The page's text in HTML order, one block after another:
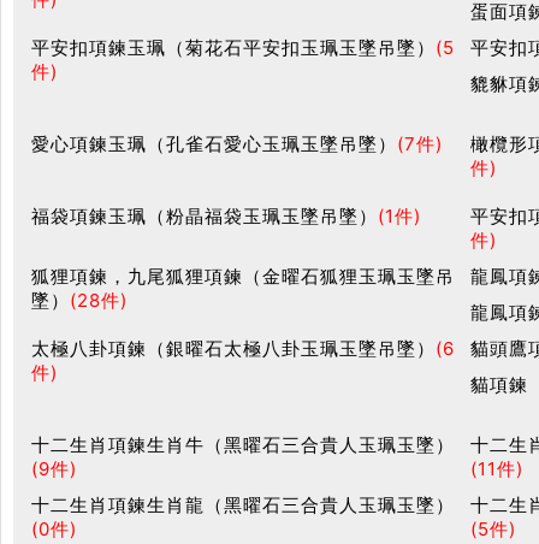
蛋面項
平安扣項鍊玉珮（菊花石平安扣玉珮玉墜吊墜） (5
件)
平安扣
貔貅項
愛心項鍊玉珮（孔雀石愛心玉珮玉墜吊墜） (7件)
橄欖形
件)
福袋項鍊玉珮（粉晶福袋玉珮玉墜吊墜） (1件)
平安扣
件)
狐狸項鍊，九尾狐狸項鍊（金曜石狐狸玉珮玉墜吊
墜） (28件)
龍鳳項
龍鳳項
太極八卦項鍊（銀曜石太極八卦玉珮玉墜吊墜） (6
件)
貓頭鷹
貓項鍊
十二生肖項鍊生肖牛（黑曜石三合貴人玉珮玉墜）
(9件)
十二生
(11件)
十二生肖項鍊生肖龍（黑曜石三合貴人玉珮玉墜）
(0件)
十二生
(5件)